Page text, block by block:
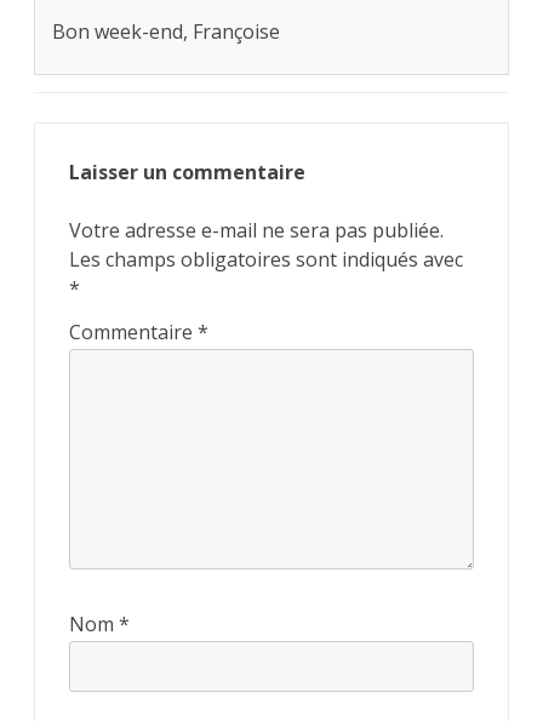
Bon week-end, Françoise
Laisser un commentaire
Votre adresse e-mail ne sera pas publiée.
Les champs obligatoires sont indiqués avec
*
Commentaire *
Nom *